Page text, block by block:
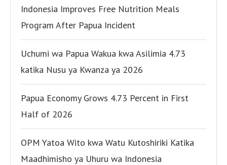
Indonesia Improves Free Nutrition Meals
Program After Papua Incident
Uchumi wa Papua Wakua kwa Asilimia 4.73
katika Nusu ya Kwanza ya 2026
Papua Economy Grows 4.73 Percent in First
Half of 2026
OPM Yatoa Wito kwa Watu Kutoshiriki Katika
Maadhimisho ya Uhuru wa Indonesia